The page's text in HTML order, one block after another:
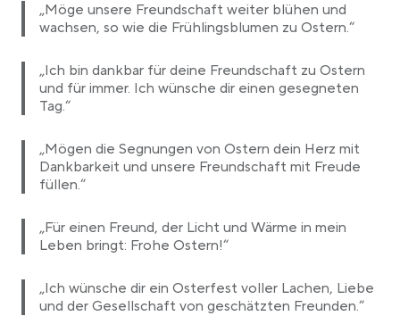
„Möge unsere Freundschaft weiter blühen und
wachsen, so wie die Frühlingsblumen zu Ostern.“
„Ich bin dankbar für deine Freundschaft zu Ostern
und für immer. Ich wünsche dir einen gesegneten
Tag.“
„Mögen die Segnungen von Ostern dein Herz mit
Dankbarkeit und unsere Freundschaft mit Freude
füllen.“
„Für einen Freund, der Licht und Wärme in mein
Leben bringt: Frohe Ostern!“
„Ich wünsche dir ein Osterfest voller Lachen, Liebe
und der Gesellschaft von geschätzten Freunden.“